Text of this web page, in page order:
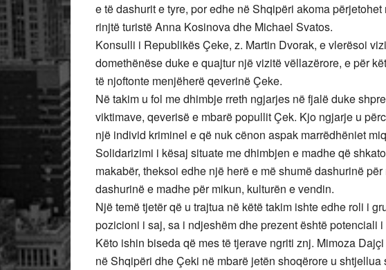
e të dashurit e tyre, por edhe në Shqipëri akoma
rinjtë turistë Anna Kosinova dhe Michael Svatos.
Konsulli i Republikës Çeke, z. Martin Dvorak, e vlerësoi
domethënëse duke e quajtur një vizitë vëllazërore, e për
të njoftonte menjëherë qeverinë Çeke.
Në takim u fol me dhimbje rreth ngjarjes në fjalë duke
viktimave, qeverisë e mbarë popullit Çek. Kjo ngjarje u
një individ kriminel e që nuk cënon aspak marrëdhëniet
Solidarizimi i kësaj situate me dhimbjen e madhe që
makabër, theksoi edhe një herë e më shumë dashurinë
dashurinë e madhe për mikun, kulturën e vendin.
Një temë tjetër që u trajtua në këtë takim ishte edhe roli i
pozicioni i saj, sa i ndjeshëm dhe prezent është potenciali
Këto ishin biseda që mes të tjerave ngriti znj. Mimoza
në Shqipëri dhe Çeki në mbarë jetën shoqërore u